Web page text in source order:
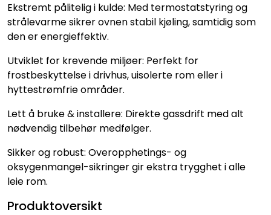
Ekstremt pålitelig i kulde: Med termostatstyring og
strålevarme sikrer ovnen stabil kjøling, samtidig som
den er energieffektiv.
Utviklet for krevende miljøer: Perfekt for
frostbeskyttelse i drivhus, uisolerte rom eller i
hyttestrømfrie områder.
Lett å bruke & installere: Direkte gassdrift med alt
nødvendig tilbehør medfølger.
Sikker og robust: Overopphetings- og
oksygenmangel-sikringer gir ekstra trygghet i alle
leie rom.
Produktoversikt